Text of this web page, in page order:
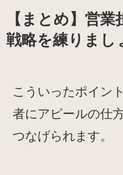
【まとめ】営
戦略を練りまし
こういったポイン
者にアピールの仕
つなげられます。